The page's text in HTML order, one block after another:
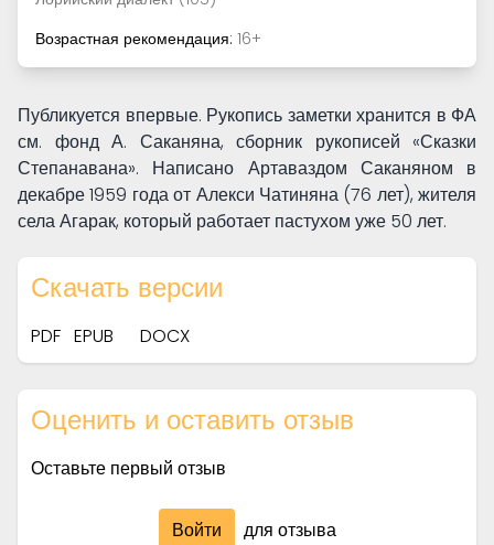
Возрастная рекомендация: 16+
Публикуется впервые. Рукопись заметки хранится в ФА
см. фонд А. Саканяна, сборник рукописей «Сказки
Степанавана». Написано Артаваздом Саканяном в
декабре 1959 года от Алекси Чатиняна (76 лет), жителя
села Агарак, который работает пастухом уже 50 лет.
Скачать версии
PDF EPUB DOCX
Оценить и оставить отзыв
Оставьте первый отзыв
Войти для отзыва